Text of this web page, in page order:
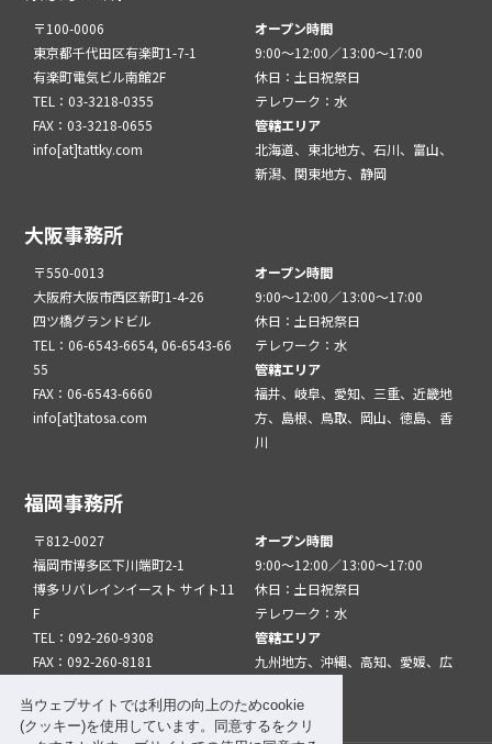
当ウェブサイトでは利用の向上のためcookie
(クッキー)を使用しています。同意するをクリ
〒100-0006
東京都千代田区有楽町1-7-1
有楽町電気ビル南館2F
TEL：03-3218-0355
FAX：03-3218-0655
info[at]tattky.com
オープン時間
9:00～12:00／13:00～17:00
休日：土日祝祭日
テレワーク：水
管轄エリア
北海道、東北地方、石川、富山、
新潟、関東地方、静岡
大阪事務所
〒550-0013
大阪府大阪市西区新町1-4-26
四ツ橋グランドビル
TEL：06-6543-6654, 06-6543-66
55
FAX：06-6543-6660
info[at]tatosa.com
オープン時間
9:00～12:00／13:00～17:00
休日：土日祝祭日
テレワーク：水
管轄エリア
福井、岐阜、愛知、三重、近畿地
方、島根、鳥取、岡山、徳島、香
川
福岡事務所
〒812-0027
福岡市博多区下川端町2-1
博多リバレインイースト サイト11
F
TEL：092-260-9308
FAX：092-260-8181
オープン時間
9:00～12:00／13:00～17:00
休日：土日祝祭日
テレワーク：水
管轄エリア
九州地方、沖縄、高知、愛媛、広